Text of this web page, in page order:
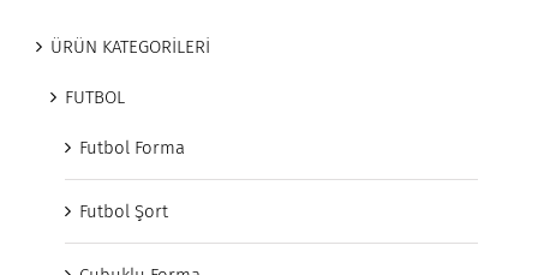
ÜRÜN KATEGORİLERİ
FUTBOL
Futbol Forma
Futbol Şort